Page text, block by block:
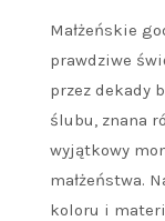
Małżeńskie
prawdziwe
przez dekady
ślubu, znana
wyjątkowy
małżeństwa.
koloru i